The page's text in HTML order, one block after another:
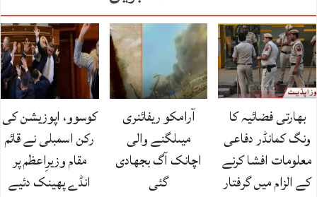
بھارتی فضائیہ کا
ونگ کمانڈر دفاعی
معلومات افشا کرنے
کے الزام میں گرفتار
آرامکو ریفائنری
میںلگنے والی
اچانک آگ بجھادی
گئی
کوسوو، اپوزیشن کی
رکن اسمبلی نے قائم
مقام وزیرِاعظم پر
انڈے پھینک دئیے